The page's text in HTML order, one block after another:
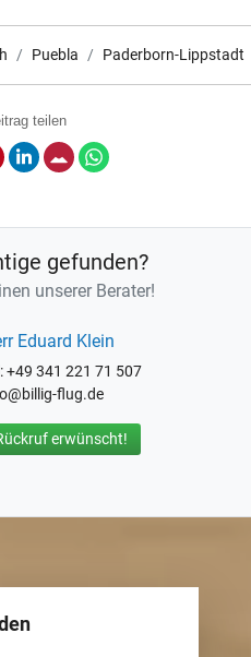
Puebla Paderborn-Lippstadt
teilen
PinterestLinkedInE-Mail
gefunden?
unserer Berater!
Eduard Klein
+49 341 221 71 507
flug.de
erwünscht!